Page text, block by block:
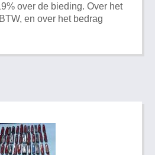
over de bieding. Over het
en over het bedrag